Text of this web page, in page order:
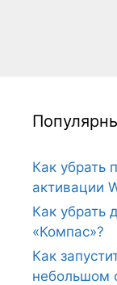
Как убрать
активации
Как убрать
«Компас»?
Как
небольшом